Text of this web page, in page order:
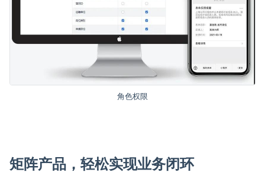
角色权限
矩阵产品，轻松实现业务闭环